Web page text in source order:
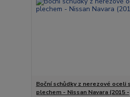
Boční schůdky z nerezové oceli
plechem - Nissan Navara (2015